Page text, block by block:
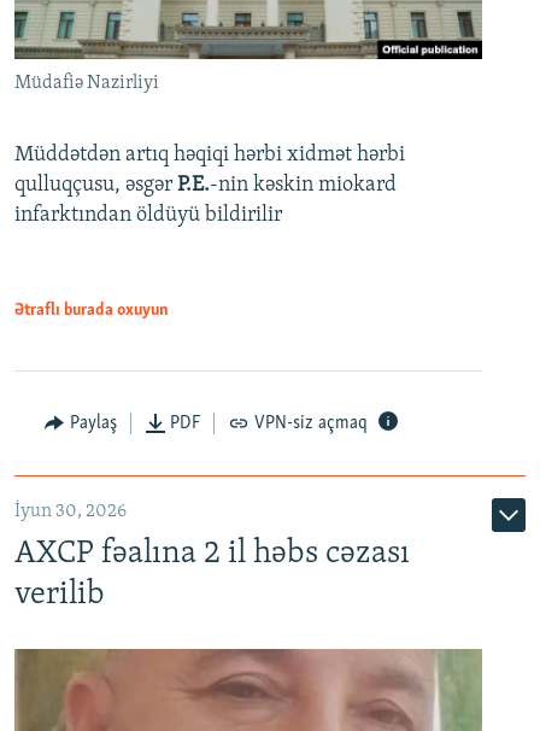
Müdafiə Nazirliyi
Müddətdən artıq həqiqi hərbi xidmət hərbi
qulluqçusu, əsgər P.E.-nin kəskin miokard
infarktından öldüyü bildirilir
Ətraflı burada oxuyun
Paylaş PDF VPN-siz açmaq
İyun 30, 2026
AXCP fəalına 2 il həbs cəzası
verilib